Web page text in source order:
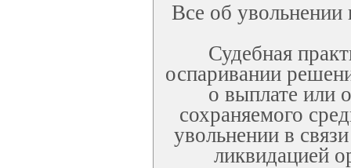
Все об
Судебная
оспаривании
о выплате или
сохраняемого
увольнении в
ликвидацией